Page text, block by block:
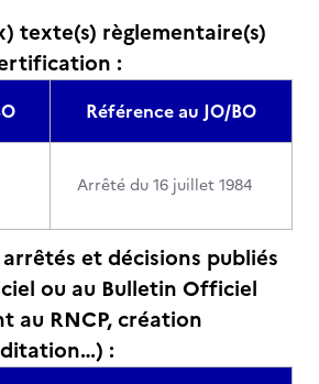
texte(s) règlementaire(s)
:
Référence au JO/BO
Arrêté du 16 juillet 1984
et décisions publiés
ou au Bulletin Officiel
au RNCP, création
: